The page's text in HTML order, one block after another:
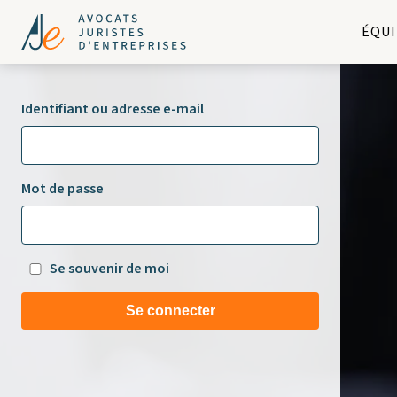
Identifiant ou adresse e-mail
Mot de passe
Se souvenir de moi